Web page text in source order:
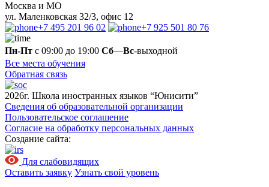
Москва и МО
ул. Маленковская 32/3, офис 12
+7 495 201 96 02
+7 925 501 80 76
Пн-Пт с 09:00 до 19:00 Сб—Вс-выходной
Все места обучения
Обратная связь
2026г. Школа иностранных языков “Юнисити”
Сведения об образовательной организации
Пользовательское соглашение
Согласие на обработку персональных данных
Создание сайта:
Для слабовидящих
Оставить заявку Узнать свой уровень